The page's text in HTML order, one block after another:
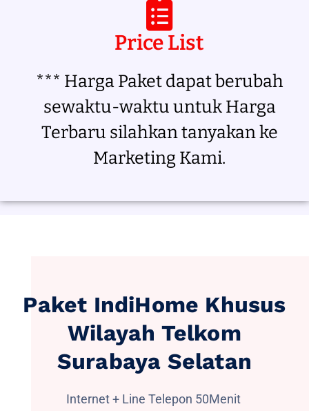
Price List
*** Harga Paket dapat berubah
sewaktu-waktu untuk Harga
Terbaru silahkan tanyakan ke
Marketing Kami.
Paket IndiHome Khusus
Wilayah Telkom
Surabaya Selatan
Internet + Line Telepon 50Menit